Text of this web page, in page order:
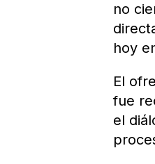
no
hoy
El
fue
el